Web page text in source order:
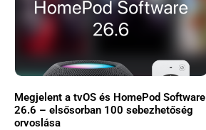
Megjelent a tvOS és HomePod Software
26.6 – elsősorban 100 sebezhetőség
orvoslása